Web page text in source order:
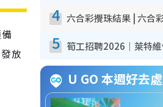
放
4
5
U GO 本週好去處